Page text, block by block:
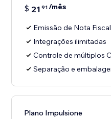
$ 21 91/mês
Emissão de Nota
Integrações ilimitadas
Controle de múltiplos
Separação e
Plano Impulsione